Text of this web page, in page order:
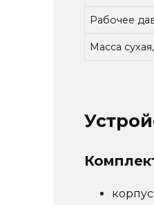
Рабочее
Масса
корпус;